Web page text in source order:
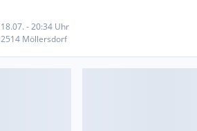
18.07. - 20:34 Uhr
2514 Möllersdorf